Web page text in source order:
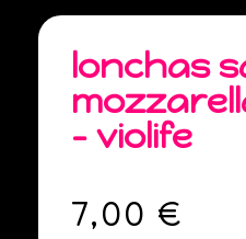
lonchas
– violife
7,00 €